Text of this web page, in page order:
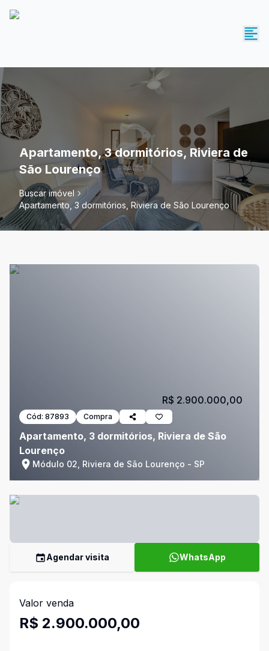
Apartamento, 3 dormitórios, Riviera de
São Lourenço
Buscar imóvel
Apartamento, 3 dormitórios, Riviera de São Lourenço
Cód: 87893 Compra
Apartamento, 3 dormitórios, Riviera de São
Lourenço
Módulo 02, Riviera de São Lourenço - SP
R$ 2.900.000,00
Agendar visita WhatsApp
Valor venda
R$ 2.900.000,00